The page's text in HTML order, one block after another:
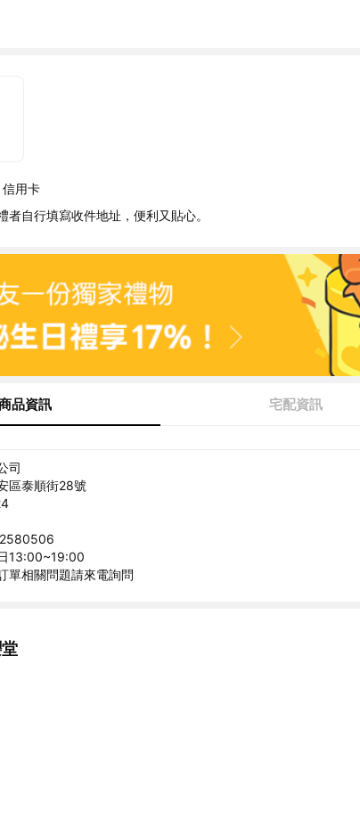
用卡
者自行填寫收件地址，便利又貼心。
品資訊 宅配資訊
司
區泰順街28號
13:00~19:00
單相關問題請來電詢問